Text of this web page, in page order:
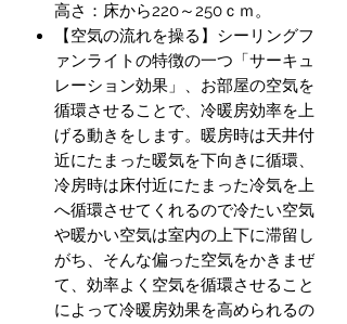
高さ：床から220～250ｃｍ。
【空気の流れを操る】シーリングフ
ァンライトの特徴の一つ「サーキュ
レーション効果」、お部屋の空気を
循環させることで、冷暖房効率を上
げる動きをします。暖房時は天井付
近にたまった暖気を下向きに循環、
冷房時は床付近にたまった冷気を上
へ循環させてくれるので冷たい空気
や暖かい空気は室内の上下に滞留し
がち、そんな偏った空気をかきまぜ
て、効率よく空気を循環させること
によって冷暖房効果を高められるの